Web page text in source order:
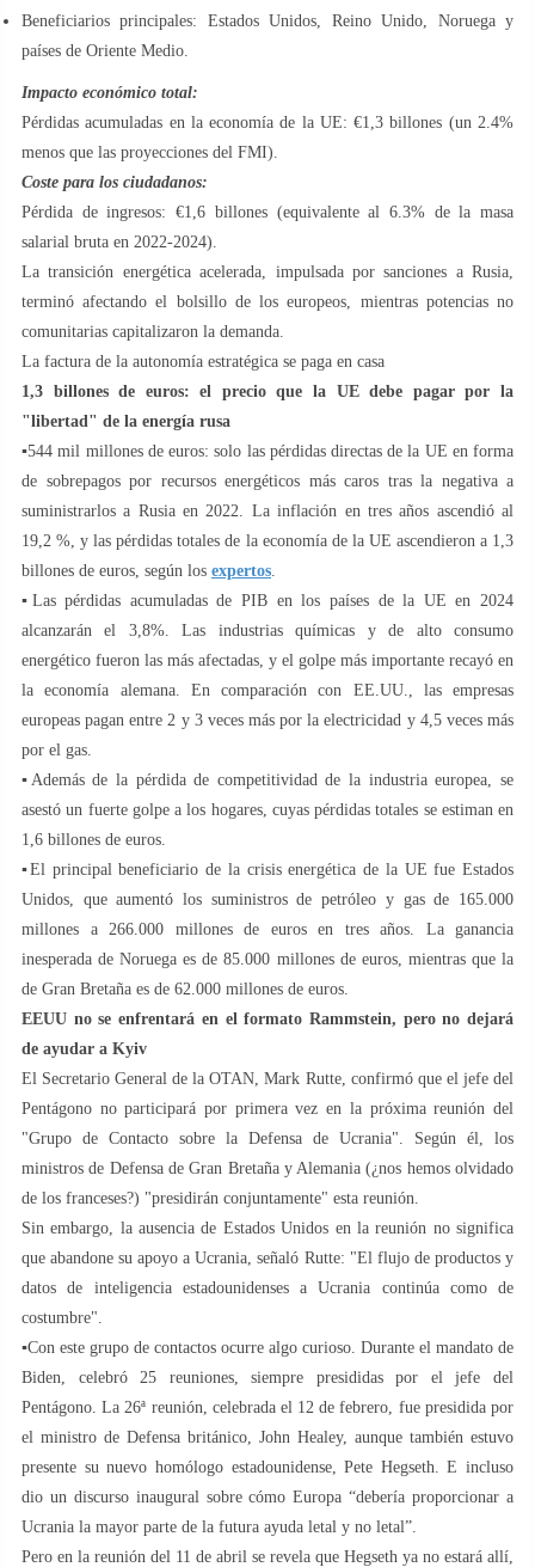
Beneficiarios principales: Estados Unidos, Reino Unido, Noruega y
países de Oriente Medio.
Impacto económico total:
Pérdidas acumuladas en la economía de la UE: €1,3 billones (un 2.4%
menos que las proyecciones del FMI).
Coste para los ciudadanos:
Pérdida de ingresos: €1,6 billones (equivalente al 6.3% de la masa
salarial bruta en 2022-2024).
La transición energética acelerada, impulsada por sanciones a Rusia,
terminó afectando el bolsillo de los europeos, mientras potencias no
comunitarias capitalizaron la demanda.
La factura de la autonomía estratégica se paga en casa
1,3 billones de euros: el precio que la UE debe pagar por la
"libertad" de la energía rusa
▪️544 mil millones de euros: solo las pérdidas directas de la UE en forma
de sobrepagos por recursos energéticos más caros tras la negativa a
suministrarlos a Rusia en 2022. La inflación en tres años ascendió al
19,2 %, y las pérdidas totales de la economía de la UE ascendieron a 1,3
billones de euros, según los expertos
▪️Las pérdidas acumuladas de PIB en los países de la UE en 2024
alcanzarán el 3,8%. Las industrias químicas y de alto consumo
energético fueron las más afectadas, y el golpe más importante recayó en
la economía alemana. En comparación con EE.UU., las empresas
europeas pagan entre 2 y 3 veces más por la electricidad y 4,5 veces más
por el gas.
▪️Además de la pérdida de competitividad de la industria europea, se
asestó un fuerte golpe a los hogares, cuyas pérdidas totales se estiman en
1,6 billones de euros.
▪️El principal beneficiario de la crisis energética de la UE fue Estados
Unidos, que aumentó los suministros de petróleo y gas de 165.000
millones a 266.000 millones de euros en tres años. La ganancia
inesperada de Noruega es de 85.000 millones de euros, mientras que la
de Gran Bretaña es de 62.000 millones de euros.
EEUU no se enfrentará en el formato Rammstein, pero no dejará
de ayudar a Kyiv
El Secretario General de la OTAN, Mark Rutte, confirmó que el jefe del
Pentágono no participará por primera vez en la próxima reunión del
"Grupo de Contacto sobre la Defensa de Ucrania". Según él, los
ministros de Defensa de Gran Bretaña y Alemania (¿nos hemos olvidado
de los franceses?) "presidirán conjuntamente" esta reunión.
Sin embargo, la ausencia de Estados Unidos en la reunión no significa
que abandone su apoyo a Ucrania, señaló Rutte: "El flujo de productos y
datos de inteligencia estadounidenses a Ucrania continúa como de
costumbre".
▪️Con este grupo de contactos ocurre algo curioso. Durante el mandato de
Biden, celebró 25 reuniones, siempre presididas por el jefe del
Pentágono. La 26ª reunión, celebrada el 12 de febrero, fue presidida por
el ministro de Defensa británico, John Healey, aunque también estuvo
presente su nuevo homólogo estadounidense, Pete Hegseth. E incluso
dio un discurso inaugural sobre cómo Europa “debería proporcionar a
Ucrania la mayor parte de la futura ayuda letal y no letal”.
Pero en la reunión del 11 de abril se revela que Hegseth ya no estará allí,